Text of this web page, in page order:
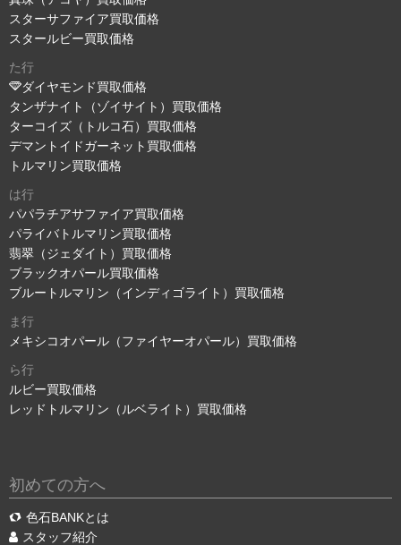
スターサファイア買取価格
スタールビー買取価格
た行
ダイヤモンド買取価格
タンザナイト（ゾイサイト）買取価格
ターコイズ（トルコ石）買取価格
デマントイドガーネット買取価格
トルマリン買取価格
は行
パパラチアサファイア買取価格
パライバトルマリン買取価格
翡翠（ジェダイト）買取価格
ブラックオパール買取価格
ブルートルマリン（インディゴライト）買取価格
ま行
メキシコオパール（ファイヤーオパール）買取価格
ら行
ルビー買取価格
レッドトルマリン（ルベライト）買取価格
初めての方へ
色石BANKとは
スタッフ紹介